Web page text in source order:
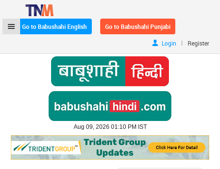
Go to Babushahi English Go to Babushahi Punjabi
Login | Register
Aug 09, 2026 01:10 PM IST